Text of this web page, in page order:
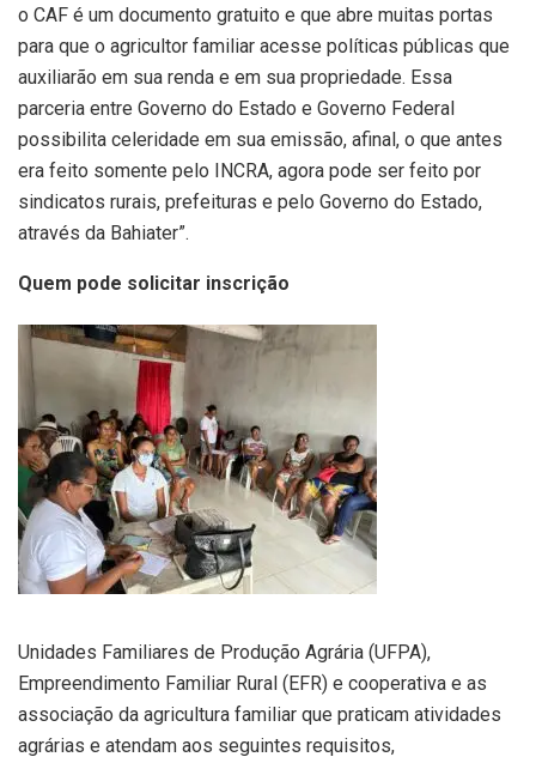
o CAF é um documento gratuito e que abre muitas portas
para que o agricultor familiar acesse políticas públicas que
auxiliarão em sua renda e em sua propriedade. Essa
parceria entre Governo do Estado e Governo Federal
possibilita celeridade em sua emissão, afinal, o que antes
era feito somente pelo INCRA, agora pode ser feito por
sindicatos rurais, prefeituras e pelo Governo do Estado,
através da Bahiater”.
Quem pode solicitar inscrição
Unidades Familiares de Produção Agrária (UFPA),
Empreendimento Familiar Rural (EFR) e cooperativa e as
associação da agricultura familiar que praticam atividades
agrárias e atendam aos seguintes requisitos,